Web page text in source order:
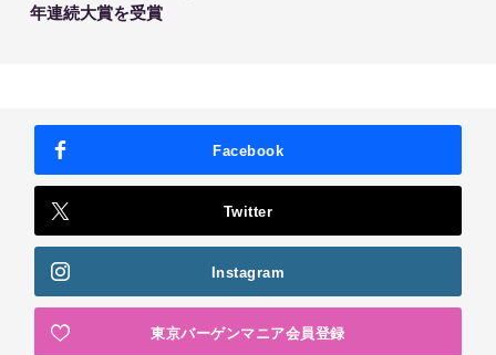
年連続大賞を受賞
Facebook
Twitter
Instagram
東京バーゲンマニア会員登録